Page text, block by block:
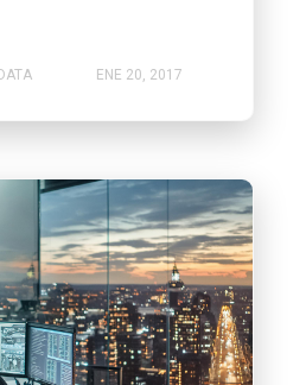
ENE 20, 2017